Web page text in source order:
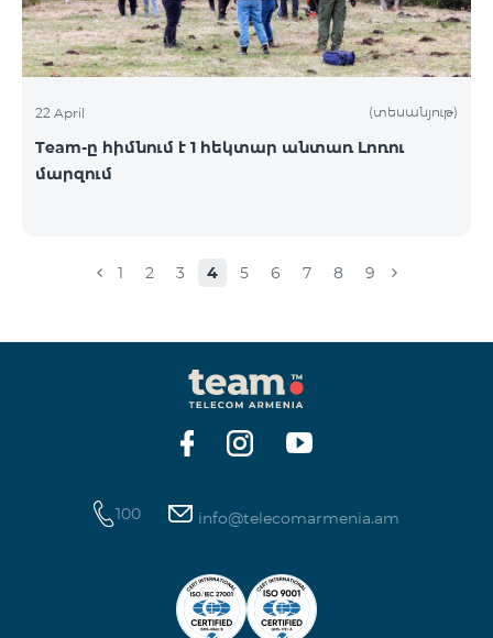
22 April (տեսանյութ)
Team-ը հիմնում է 1 հեկտար անտառ Լոռու
մարզում
1 2 3 4 5 6 7 8 9
100 info@telecomarmenia.am